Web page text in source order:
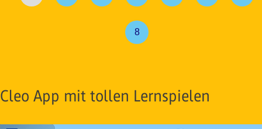
8
Cleo App mit tollen Lernspielen